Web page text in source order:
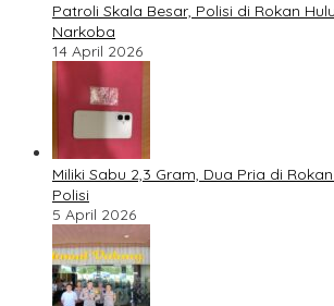
Patroli Skala Besar, Polisi di Rokan
Narkoba
14 April 2026
Miliki Sabu 2,3 Gram, Dua Pria di
Polisi
5 April 2026